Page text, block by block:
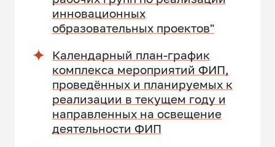
инновационных
образовательных проектов"
Календарный план-график
комплекса мероприятий ФИП,
проведённых и планируемых к
реализации в текущем году и
направленных на освещение
деятельности ФИП